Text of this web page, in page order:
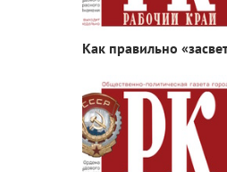
Как правильно